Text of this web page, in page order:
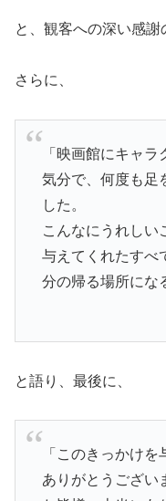
と、観客への深い感謝
さらに、
「映画館にキャ
気分で、何度も足
した。
こんなにうれしい
与えてくれたすべ
分の帰る場所にな
と語り、最後に、
「このきっかけ
ありがとうござい